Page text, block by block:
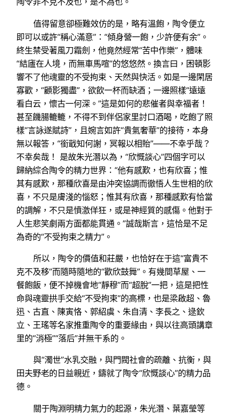
值得留意卻極難效仿的是，略有溫飽，陶令便立
即可以或許“稱心滿意”：“傾身營一飽，少許便有余”。
終生禁受著風刀霜劍，他竟然經常“苦中作樂”，體味
“結廬在人境，而無車馬喧”的悠悠然。換言曰，困頓影
響不了他魂靈的不受拘束、天然與快活。如是一邊閑居
寡歡，“顧影獨盡”，欲飲一杯而缺酒；一邊照樣“遠遠
看白云，懷古一何深。”這是如何的悲催者與幸福者！
甚至饑腸轆轆，不得不到伴侶家里討口酒喝，吃飽了照
樣“言詠遂賦詩”，且婉言如許“貴氣奢華”的接待，本身
無以報答，“銜戢知何謝，冥報以相貽”——不幸乎哉？
不幸矣哉！ 是故朱光潛以為，“欣慨談心”四個字可以
歸納綜合陶令的精力世界：“他有感歎，也有欣喜；惟
其有感歎，那種欣喜是由沖突協調而徹悟人生世相的欣
喜，不只是膚淺的惱怒；惟其有欣喜，那種感歎有恰當
的調解，不只是憤激佯狂，或是神經質的感傷。他對于
人生悲笑劇兩方面都能貫通。”誠哉斯言，這恰是不足
為奇的“不受拘束之精力”。
所以，陶令的價值和莊嚴，也恰好在于這“富貴不
克不及移”而隨時隨地的“歡欣鼓舞”。有幾間草屋、一
餐飽飯，便不掉機會地“靜穆”而“超脫”一把，這是把性
命與魂靈拱手交給“不受拘束”的高標，也是梁啟超、魯
迅、古直、陳寅恪、郭紹虞、朱自清、李長之、逯欽
立、王瑤等名家推重陶令的重要緣由，與以往高頭講章
里的“消極”“落后”并無干系的。
與“濁世”水乳交融，與門閥社會的疏離、抗衡，與
田夫野老的日益親近，鑄就了陶令“欣慨談心”的精力品
德。
關于陶淵明精力氣力的起源，朱光潛、葉嘉瑩等